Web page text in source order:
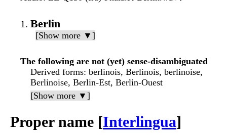
Berlin
[Show more ▼]
The following are not (yet) sense-disambiguated
Derived forms: berlinois, Berlinois, berlinoise,
Berlinoise, Berlin-Est, Berlin-Ouest
[Show more ▼]
Proper name [Interlingua]